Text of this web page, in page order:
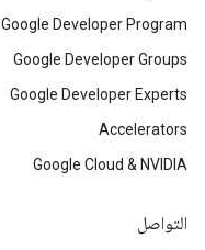
Google Developer Program
Google Developer Groups
Google Developer Experts
Accelerators
Google Cloud & NVIDIA
التواصل